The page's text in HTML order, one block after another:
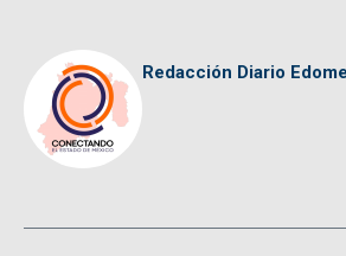
Redacción Diario